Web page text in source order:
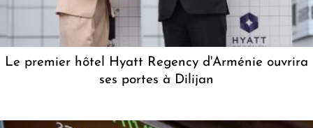
Le premier hôtel Hyatt Regency d'Arménie ouvrira
ses portes à Dilijan